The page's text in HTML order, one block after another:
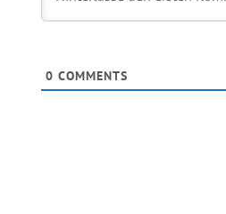
0 COMMENTS